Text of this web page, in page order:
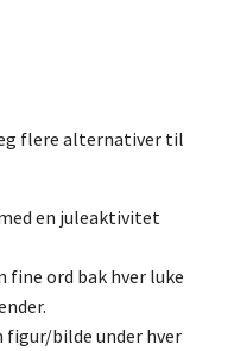
flere alternativer til
en juleaktivitet
fine ord bak hver luke
figur/bilde under hver